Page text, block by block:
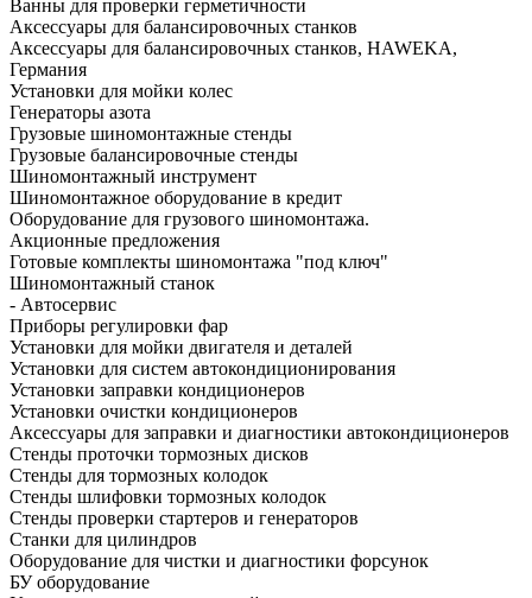
Ванны для проверки герметичности
Аксессуары для балансировочных станков
Аксессуары для балансировочных станков, HAWEKA,
Германия
Установки для мойки колес
Генераторы азота
Грузовые шиномонтажные стенды
Грузовые балансировочные стенды
Шиномонтажный инструмент
Шиномонтажное оборудование в кредит
Оборудование для грузового шиномонтажа.
Акционные предложения
Готовые комплекты шиномонтажа "под ключ"
Шиномонтажный станок
- Автосервис
Приборы регулировки фар
Установки для мойки двигателя и деталей
Установки для систем автокондиционирования
Установки заправки кондиционеров
Установки очистки кондиционеров
Аксессуары для заправки и диагностики автокондиционеров
Стенды проточки тормозных дисков
Стенды для тормозных колодок
Стенды шлифовки тормозных колодок
Стенды проверки стартеров и генераторов
Станки для цилиндров
Оборудование для чистки и диагностики форсунок
БУ оборудование